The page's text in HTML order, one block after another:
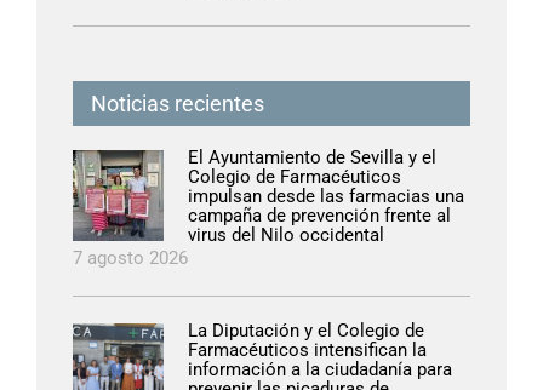
Noticias recientes
El Ayuntamiento de Sevilla y el
Colegio de Farmacéuticos
impulsan desde las farmacias una
campaña de prevención frente al
virus del Nilo occidental
7 agosto 2026
La Diputación y el Colegio de
Farmacéuticos intensifican la
información a la ciudadanía para